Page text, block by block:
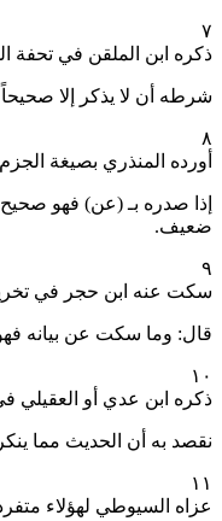
٧
ذكره ابن الملقن في تحفة
شرطه أن لا يذكر إلا
٨
أورده المنذري بصيغة الجزم
إذا صدره بـ (عن) فهو
ضعيف.
٩
سكت عنه ابن حجر في
قال: وما سكت عن بيانه
١٠
ذكره ابن عدي أو العقيلي في
نقصد به أن الحديث مما
١١
عزاه السيوطي لهؤلاء